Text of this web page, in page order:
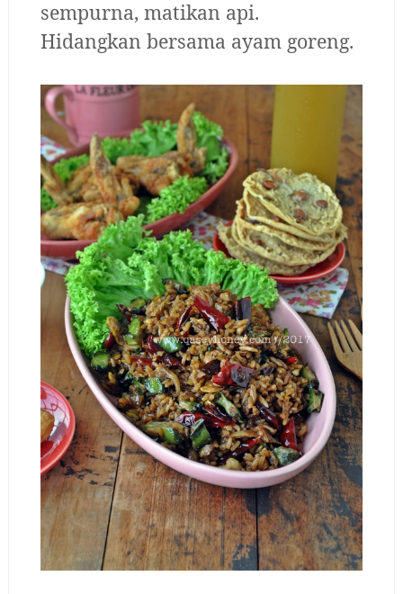
sempurna, matikan api.
Hidangkan bersama ayam goreng.